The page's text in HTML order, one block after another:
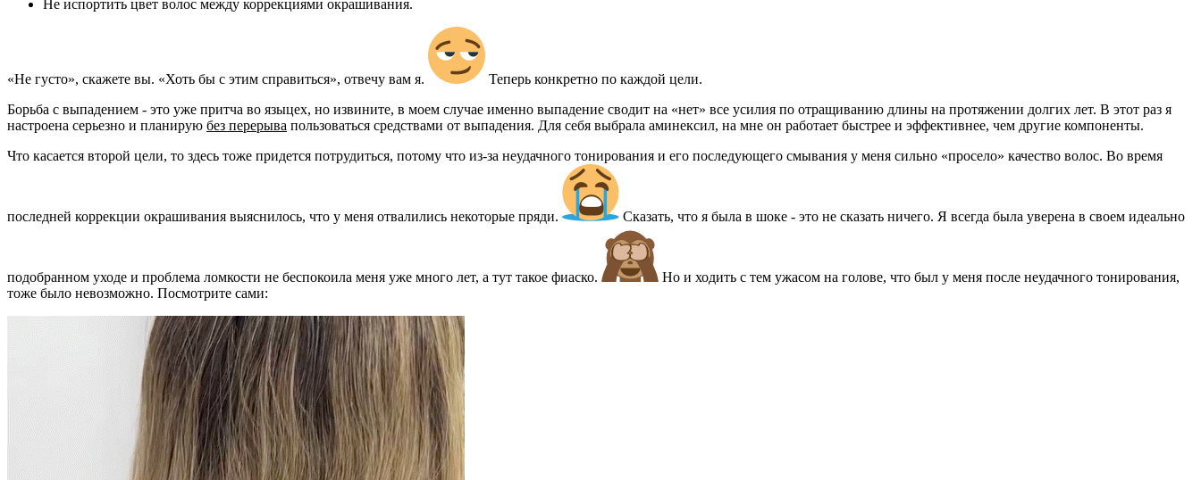
Не испортить цвет волос между коррекциями окрашивания.
«Не густо», скажете вы. «Хоть бы с этим справиться», отвечу вам я.
Теперь конкретно по каждой цели.
Борьба с выпадением - это уже притча во языцех, но извините, в моем случае именно выпадение сводит на «нет» все усилия по отращиванию длины на протяжении долгих лет. В этот раз я
настроена серьезно и планирую без перерыва пользоваться средствами от выпадения. Для себя выбрала аминексил, на мне он работает быстрее и эффективнее, чем другие компоненты.
Что касается второй цели, то здесь тоже придется потрудиться, потому что из-за неудачного тонирования и его последующего смывания у меня сильно «просело» качество волос. Во время
последней коррекции окрашивания выяснилось, что у меня отвалились некоторые пряди. Сказать, что я была в шоке - это не сказать ничего. Я всегда была уверена в своем идеально
подобранном уходе и проблема ломкости не беспокоила меня уже много лет, а тут такое фиаско.
Но и ходить с тем ужасом на голове, что был у меня после неудачного тонирования,
тоже было невозможно. Посмотрите сами: